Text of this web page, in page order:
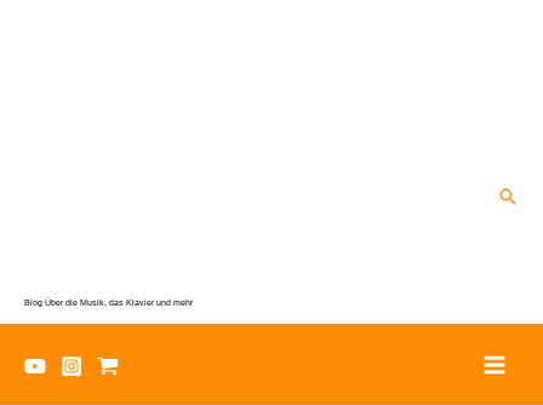
Blog Über die Musik, das Klavier und mehr